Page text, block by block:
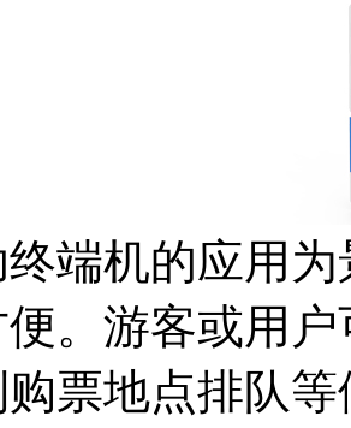
机的应用为
。游客或用
票地点排队